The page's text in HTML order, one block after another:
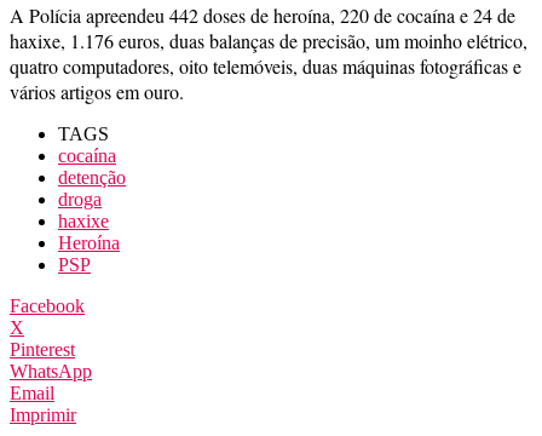
A Polícia apreendeu 442 doses de heroína, 220 de cocaína e 24 de
haxixe, 1.176 euros, duas balanças de precisão, um moinho elétrico,
quatro computadores, oito telemóveis, duas máquinas fotográficas e
vários artigos em ouro.
TAGS
cocaína
detenção
droga
haxixe
Heroína
PSP
Facebook
X
Pinterest
WhatsApp
Email
Imprimir